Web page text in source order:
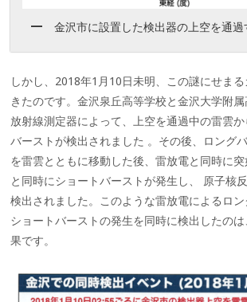
金沢市に設置した検出器の上空を通
しかし、2018年1月10日未明、この謎にせま
きたのです。金沢泉丘高等学校と金沢大学附
放射線測定器によって、上空を通過中の雷雲
バーストが検出されました 。その後、ロング
を雷雲とともに移動した後、雷放電と同時に
と同時にショートバーストが発生し、 原子核
検出されました。このような雷放電によるロ
ショートバーストの発生を同時に検出したの
果です。